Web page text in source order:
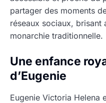
partager des moments
réseaux sociaux, brisant
monarchie traditionnelle.
Une enfance
d’Eugenie
Eugenie Victoria Helena